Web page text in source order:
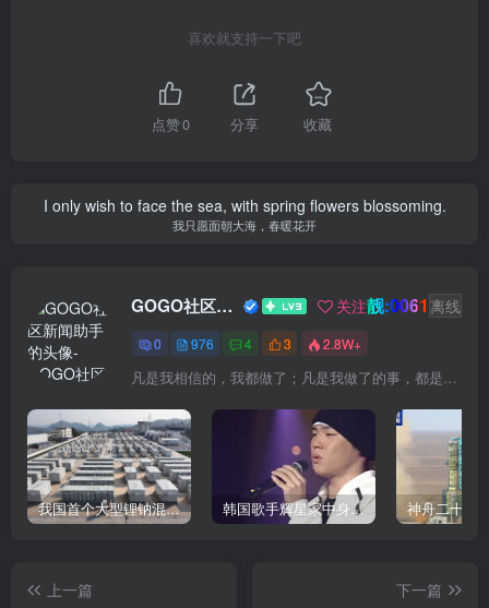
喜欢就支持一下吧
点赞0 分享 收藏
I only wish to face the sea, with spring flowers blossoming.
我只愿面朝大海，春暖花开
GOGO社区新闻助手 关注靓:0061 离线
0 976 4 3 2.8W+
凡是我相信的，我都做了；凡是我做了的事，都是全身心地投入去做的
我国首个大型锂钠混合储能站投产，开启储能新时代 韩国歌手辉星家中身亡，终年43岁，警方调查死因
上一篇
下一篇